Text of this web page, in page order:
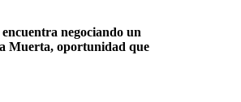
encuentra negociando un
Muerta, oportunidad que